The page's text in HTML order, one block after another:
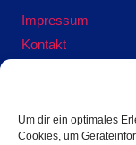
Um dir ein optimales
Cookies, um
Impressum
Kontakt
Cookie-Richtlinie